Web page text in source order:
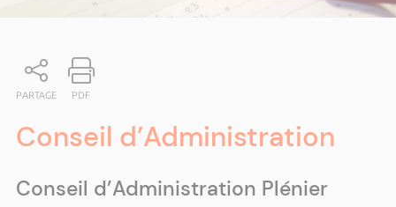
PARTAGE PDF
Conseil d’Administration
Conseil d’Administration Plénier